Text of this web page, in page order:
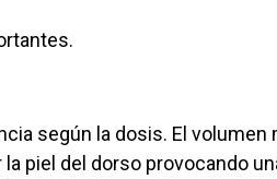
según la dosis. El
piel del dorso provocando